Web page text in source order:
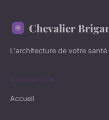
Chevalier
L'architecture de votre
NAVIGATION
Accueil